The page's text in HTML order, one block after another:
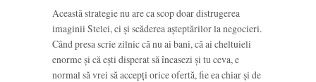
Această strategie nu are ca scop doar distrugerea
imaginii Stelei, ci și scăderea așteptărilor la negocieri.
Când presa scrie zilnic că nu ai bani, că ai cheltuieli
enorme și că ești disperat să încasezi și tu ceva, e
normal să vrei să accepți orice ofertă, fie ea chiar și de